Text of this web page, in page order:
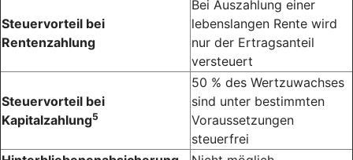
Steuervorteil bei
Rentenzahlung
Bei Auszahlung einer
lebenslangen Rente wird
nur der Ertragsanteil
versteuert
Steuervorteil bei
Kapitalzahlung5
50 % des Wertzuwachses
sind unter bestimmten
Voraussetzungen
steuerfrei